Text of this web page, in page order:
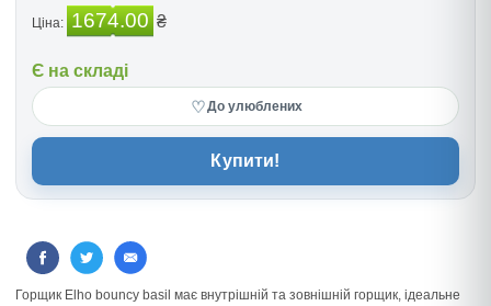
Ціна: 1674.00 ₴
Є на складі
♡До улюблених
Купити!
Горщик Elho bouncy basil має внутрішній та зовнішній горщик, ідеальне